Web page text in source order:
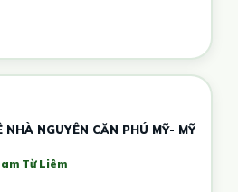
NHÀ NGUYÊN CĂN PHÚ MỸ- MỸ
Từ Liêm